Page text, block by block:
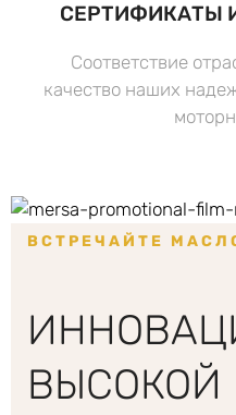
СЕРТИФИКАТЫ
Соответствие
качество наших
ВСТРЕЧАЙТЕ
ВЫСОКОЙ